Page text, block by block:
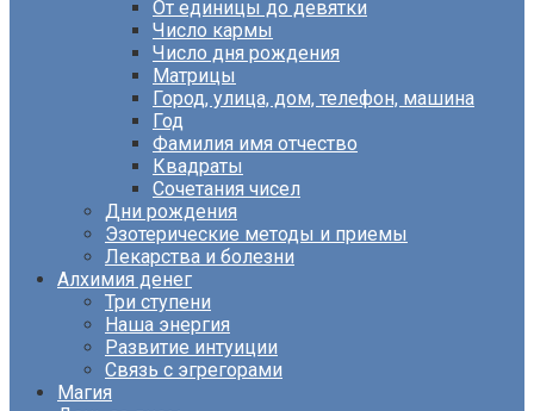
От единицы до девятки
Число кармы
Число дня рождения
Матрицы
Город, улица, дом, телефон, машина
Год
Фамилия имя отчество
Квадраты
Сочетания чисел
Дни рождения
Эзотерические методы и приемы
Лекарства и болезни
Алхимия денег
Три ступени
Наша энергия
Развитие интуиции
Связь с эгрегорами
Магия